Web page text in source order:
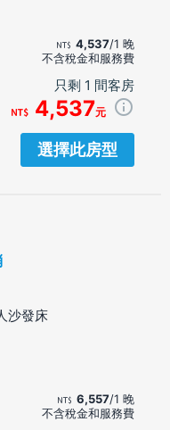
4,537/1 晚
不含稅金和服務費
只剩 1 間客房
4,537元
選擇此房型
沙發床
6,557/1 晚
不含稅金和服務費